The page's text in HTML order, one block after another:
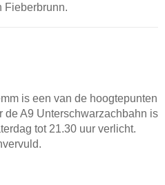
Fieberbrunn.
is een van de hoogtepunten
de A9 Unterschwarzachbahn is
tot 21.30 uur verlicht.